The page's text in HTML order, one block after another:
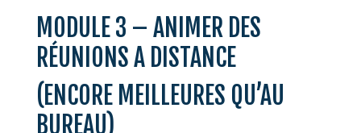
MODULE 3 – ANIMER DES
RÉUNIONS A DISTANCE
(ENCORE MEILLEURES QU’AU
BUREAU)